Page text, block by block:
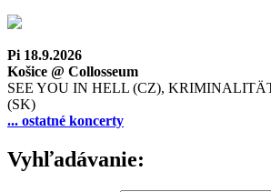
Pi 18.9.2026
Košice @ Collosseum
SEE YOU IN HELL (CZ),
(SK)
... ostatné koncerty
Vyhľadávanie: